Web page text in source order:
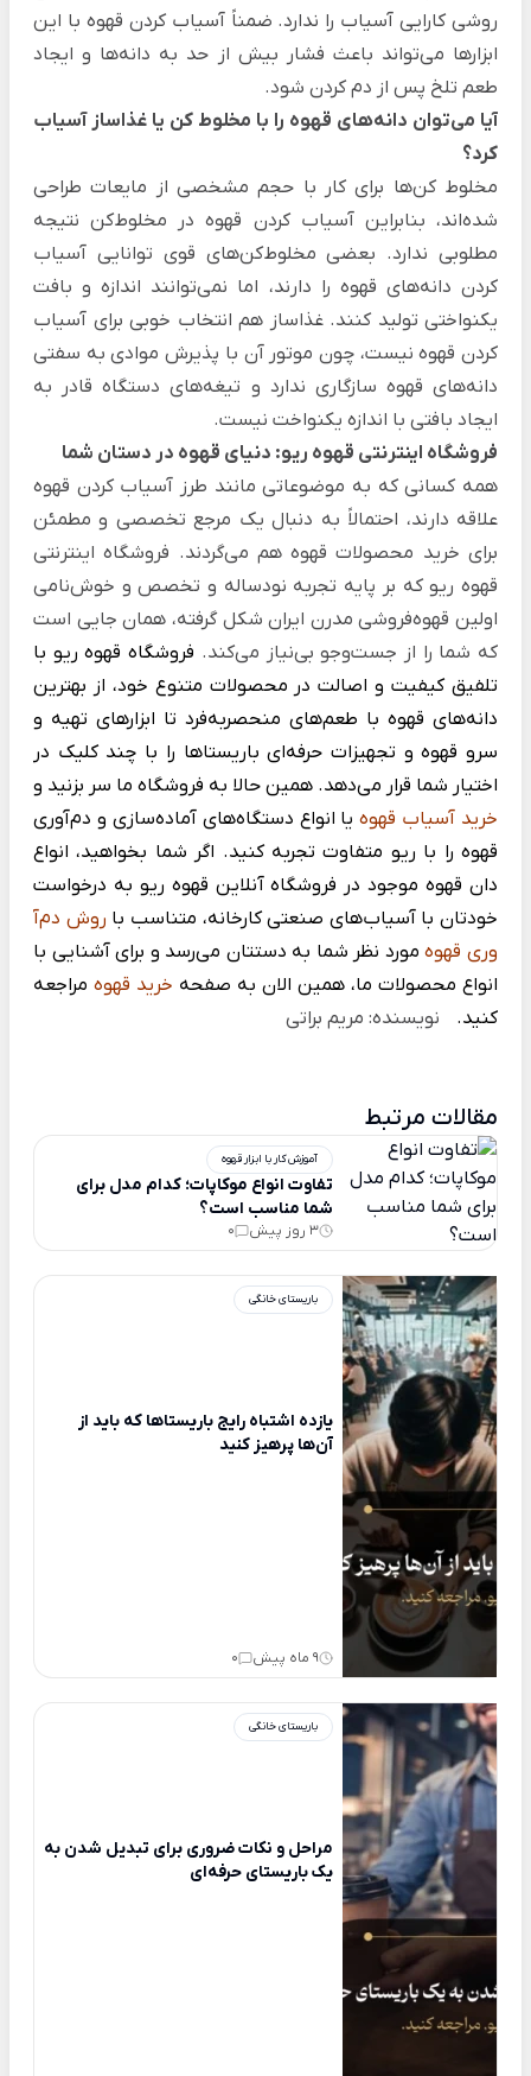
روشی کارایی آسیاب را ندارد. ضمناً آسیاب کردن قهوه با این
ابزارها می‌تواند باعث فشار بیش از حد به دانه‌ها و ایجاد
طعم تلخ پس از دم کردن شود.
آیا می‌توان دانه‌های قهوه را با مخلوط کن یا غذاساز آسیاب
کرد؟
مخلوط کن‌ها برای کار با حجم مشخصی از مایعات طراحی
شده‌اند، بنابراین آسیاب کردن قهوه در مخلوط‌کن نتیجه
مطلوبی ندارد. بعضی مخلوط‌کن‌های قوی توانایی آسیاب
کردن دانه‌های قهوه را دارند، اما نمی‌توانند اندازه‌ و بافت‌
یکنواختی تولید کنند. غذاساز هم انتخاب خوبی برای آسیاب
کردن قهوه نیست، چون موتور آن با پذیرش موادی به سفتی
دانه‌های قهوه سازگاری ندارد و تیغه‌های دستگاه قادر به
ایجاد بافتی با اندازه یکنواخت نیست.
فروشگاه اینترنتی قهوه ریو: دنیای قهوه در دستان شما
همه کسانی که به موضوعاتی مانند طرز آسیاب کردن قهوه
علاقه دارند، احتمالاً به دنبال یک مرجع تخصصی و مطمئن
برای خرید محصولات قهوه هم می‌گردند. فروشگاه اینترنتی
قهوه ریو که بر پایه تجربه نودساله و تخصص و خوش‌نامی‌
اولین قهوه‌فروشی مدرن ایران شکل گرفته، همان جایی است
که شما را از جست‌وجو بی‌نیاز می‌کند. فروشگاه قهوه ریو با
تلفیق کیفیت و اصالت در محصولات متنوع خود، از بهترین
دانه‌های قهوه با طعم‌های منحصربه‌فرد تا ابزارهای تهیه و
سرو قهوه و تجهیزات حرفه‌ای باریستاها را با چند کلیک در
اختیار شما قرار می‌دهد. همین حالا به فروشگاه ما سر بزنید و
خرید آسیاب قهوه یا انواع دستگاه‌های آماده‌سازی و دم‌آوری
قهوه را با ریو متفاوت تجربه‌ کنید. اگر شما بخواهید، انواع
دان قهوه موجود در فروشگاه آنلاین قهوه ریو به درخواست
خودتان با آسیاب‌های صنعتی کارخانه، متناسب با روش دم‌آ
وری قهوه مورد نظر شما به دستتان می‌رسد و برای آشنایی با
انواع محصولات ما، همین الان به صفحه خرید قهوه مراجعه
کنید. نویسنده: مریم براتی
مقالات مرتبط
آموزش کار با ابزار قهوه
تفاوت انواع موکاپات؛ کدام مدل برای
شما مناسب‌ است؟
3 روز پیش 0
باریستای خانگی
یازده اشتباه رایج باریستاها که باید از
آن‌ها پرهیز کنید
9 ماه پیش 0
باریستای خانگی
مراحل و نکات ضروری برای تبدیل شدن به
یک باریستای حرفه‌ای